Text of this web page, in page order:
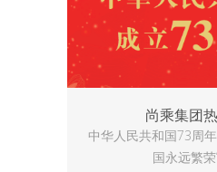
尚乘集团
中华人民共和国73周
国永远繁荣